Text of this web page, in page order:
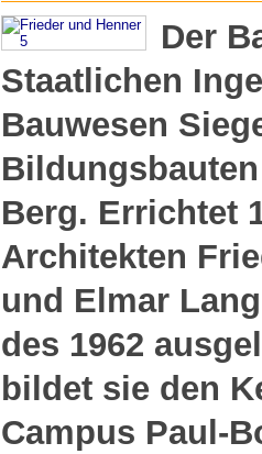
Der
Staatlichen
Bauwesen
Berg. Errichtet
Architekten
und Elmar
des 1962
bildet sie den
Campus Paul-